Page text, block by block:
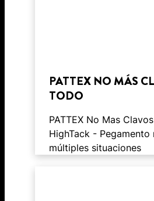
PATTEX NO MÁS
TODO
PATTEX No Mas
HighTack -
múltiples situaciones